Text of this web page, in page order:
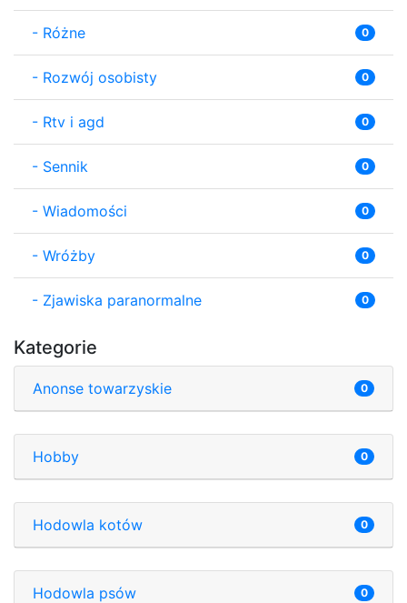
- Różne 0
- Rozwój osobisty 0
- Rtv i agd 0
- Sennik 0
- Wiadomości 0
- Wróżby 0
- Zjawiska paranormalne 0
Kategorie
Anonse towarzyskie 0
Hobby 0
Hodowla kotów 0
Hodowla psów 0